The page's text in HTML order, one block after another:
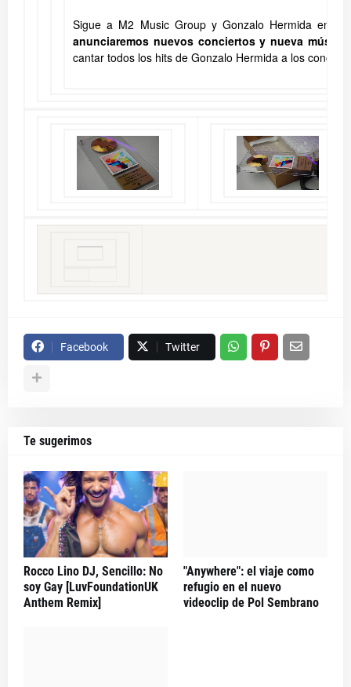
Sigue a M2 Music Group y Gonzalo Hermida en
anunciaremos nuevos conciertos y nueva música
cantar todos los hits de Gonzalo Hermida a los
Facebook Twitter
Te sugerimos
Rocco Lino DJ, Sencillo: No
soy Gay [LuvFoundationUK
Anthem Remix]
"Anywhere": el viaje como
refugio en el nuevo
videoclip de Pol Sembrano